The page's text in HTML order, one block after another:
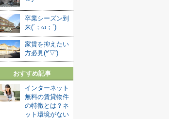
卒業シーズン到
来(´；ω；`)
家賃を抑えたい
方必見(*'▽')
おすすめ記事
インターネット
無料の賃貸物件
の特徴とは？ネ
ット環境がない